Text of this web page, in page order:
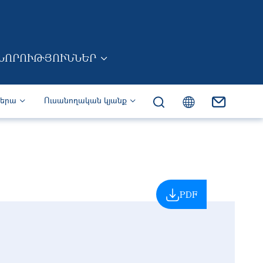
Ուսանողական կյանք
PDF